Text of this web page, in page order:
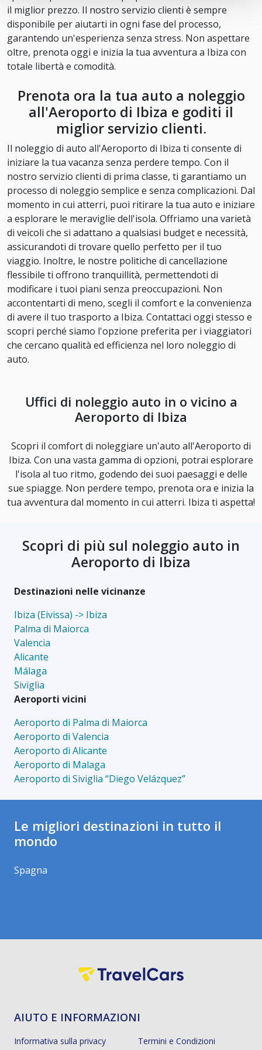
il miglior prezzo. Il nostro servizio clienti è sempre
disponibile per aiutarti in ogni fase del processo,
garantendo un'esperienza senza stress. Non aspettare
oltre, prenota oggi e inizia la tua avventura a Ibiza con
totale libertà e comodità.
Prenota ora la tua auto a noleggio
all'Aeroporto di Ibiza e goditi il
miglior servizio clienti.
Il noleggio di auto all'Aeroporto di Ibiza ti consente di
iniziare la tua vacanza senza perdere tempo. Con il
nostro servizio clienti di prima classe, ti garantiamo un
processo di noleggio semplice e senza complicazioni. Dal
momento in cui atterri, puoi ritirare la tua auto e iniziare
a esplorare le meraviglie dell'isola. Offriamo una varietà
di veicoli che si adattano a qualsiasi budget e necessità,
assicurandoti di trovare quello perfetto per il tuo
viaggio. Inoltre, le nostre politiche di cancellazione
flessibile ti offrono tranquillità, permettendoti di
modificare i tuoi piani senza preoccupazioni. Non
accontentarti di meno, scegli il comfort e la convenienza
di avere il tuo trasporto a Ibiza. Contattaci oggi stesso e
scopri perché siamo l'opzione preferita per i viaggiatori
che cercano qualità ed efficienza nel loro noleggio di
auto.
Uffici di noleggio auto in o vicino a
Aeroporto di Ibiza
Scopri il comfort di noleggiare un'auto all'Aeroporto di
Ibiza. Con una vasta gamma di opzioni, potrai esplorare
l'isola al tuo ritmo, godendo dei suoi paesaggi e delle
sue spiagge. Non perdere tempo, prenota ora e inizia la
tua avventura dal momento in cui atterri. Ibiza ti aspetta!
Scopri di più sul noleggio auto in
Aeroporto di Ibiza
Destinazioni nelle vicinanze
Ibiza (Eivissa) -> Ibiza
Palma di Maiorca
Valencia
Alicante
Málaga
Siviglia
Aeroporti vicini
Aeroporto di Palma di Maiorca
Aeroporto di Valencia
Aeroporto di Alicante
Aeroporto di Malaga
Aeroporto di Siviglia “Diego Velázquez”
Le migliori destinazioni in tutto il
mondo
Spagna
AIUTO E INFORMAZIONI
Informativa sulla privacy
Termini e Condizioni